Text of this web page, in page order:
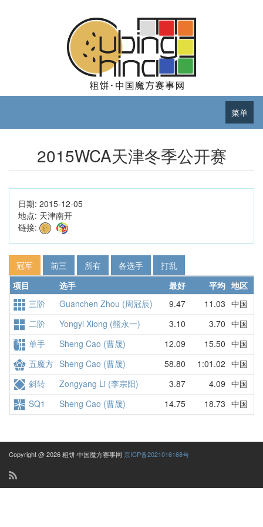
菜单
2015WCA天津冬季公开赛
日期: 2015-12-05
地点: 天津南开
链接:
冠军 前三 所有 各选手
打乱
项目
选手 最好 平均 地区
三阶
Guanchen Zhou (周冠辰) 9.47 11.03 中国
二阶 Yongyi Xiong (熊永一) 3.10 3.70 中国
单手 Sheng Cao (曹晟) 12.09 15.50 中国
五魔方 Sheng Cao (曹晟) 58.80 1:01.02 中国
斜转 Zongyang Li (李宗阳) 3.87 4.09 中国
SQ1 Sheng Cao (曹晟) 14.75 18.73 中国
Copyright @ 2026 粗饼·中国魔方赛事网 京ICP备2021016168号